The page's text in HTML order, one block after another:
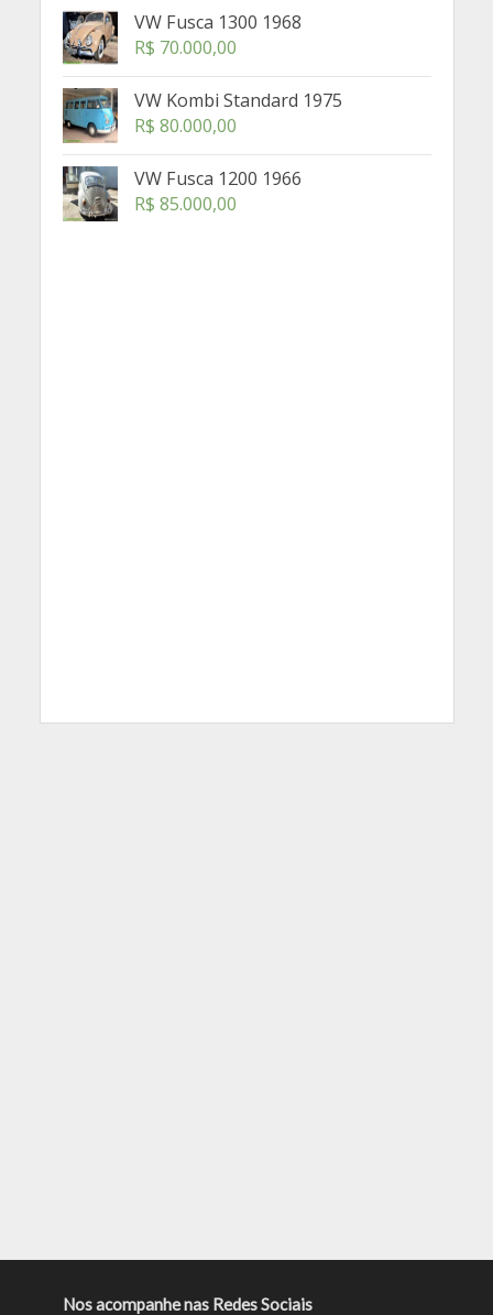
VW Fusca 1300 1968
R$ 70.000,00
VW Kombi Standard 1975
R$ 80.000,00
VW Fusca 1200 1966
R$ 85.000,00
Nos acompanhe nas Redes Sociais